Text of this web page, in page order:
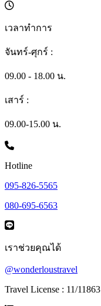
เวลาทำการ
จันทร์-ศุกร์ :
09.00 - 18.00 น.
เสาร์ :
09.00-15.00 น.
Hotline
095-826-5565
080-695-6563
เราช่วยคุณได้
@wonderloustravel
Travel License : 11/11863